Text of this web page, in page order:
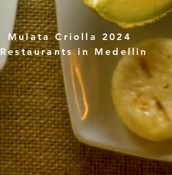
Mulata Criolla 2024
Restaurants in Medellin